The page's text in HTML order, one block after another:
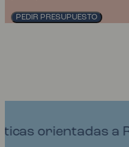
PEDIR PRESUPUESTO
a RUIDOS EN